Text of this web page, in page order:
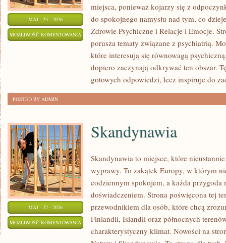
MAJ - 23 - 2026
MOŻLIWOŚĆ KOMENTOWANIA PRACA
PSYCHOLOGIA
ORGANIZACJI
miejsca, ponieważ kojarzy się z
do spokojnego namysłu nad tym, co
Zdrowie Psychiczne i Relacje i Emocje.
porusza tematy związane z psychiatrią.
które interesują się równowagą
dopiero zaczynają odkrywać ten obszar.
gotowych odpowiedzi, lecz inspiruje do
POSTED BY ADMIN
MAJ - 22 - 2026
MOŻLIWOŚĆ KOMENTOWANIA SKANDYNAWIA
Skandynawia
Skandynawia to miejsce, które
wyprawy. To zakątek Europy, w którym
codziennym spokojem, a każda przygoda
doświadczeniem. Strona poświęcona tej
przewodnikiem dla osób, które chcą
Finlandii, Islandii oraz północnych
charakterystyczny klimat. Nowości na